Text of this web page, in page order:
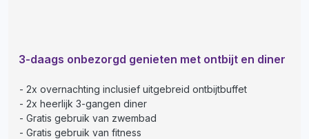
3-daags onbezorgd genieten met ontbijt en diner
2x overnachting inclusief uitgebreid ontbijtbuffet
2x heerlijk 3-gangen diner
Gratis gebruik van zwembad
Gratis gebruik van fitness